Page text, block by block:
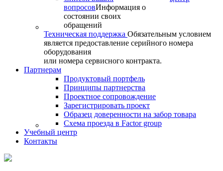
вопросовИнформация о
состоянии своих
обращений
Техническая поддержка Обязательным условием
является предоставление серийного номера
оборудования
или номера сервисного контракта.
Партнерам
Продуктовый портфель
Принципы партнерства
Проектное сопровождение
Зарегистрировать проект
Образец доверенности на забор товара
Схема проезда в Factor group
Учебный центр
Контакты